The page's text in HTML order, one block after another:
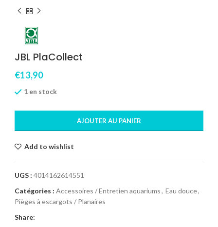
JBL PlaCollect
€13,90
1 en stock
AJOUTER AU PANIER
Add to wishlist
UGS : 4014162614551
Catégories : Accessoires / Entretien aquariums, Eau douce,
Pièges à escargots / Planaires
Share: